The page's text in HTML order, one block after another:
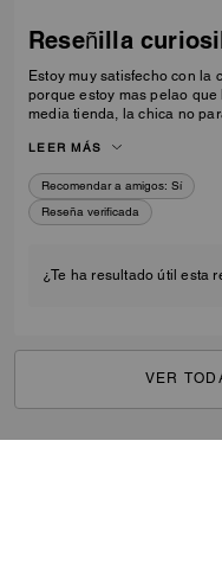
Reseñilla
Estoy muy satisfecho con la
porque estoy mas pelao
media tienda, la chica no
LEER MÁS
Recomendar a amigos: Sí
Reseña verificada
¿Te ha resultado útil esta
VER